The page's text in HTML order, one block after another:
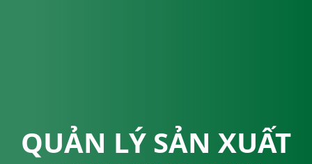
QUẢN LÝ SẢN XUẤT